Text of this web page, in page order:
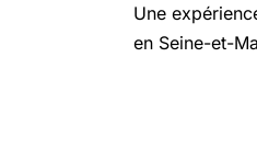
Une
en Seine-et-